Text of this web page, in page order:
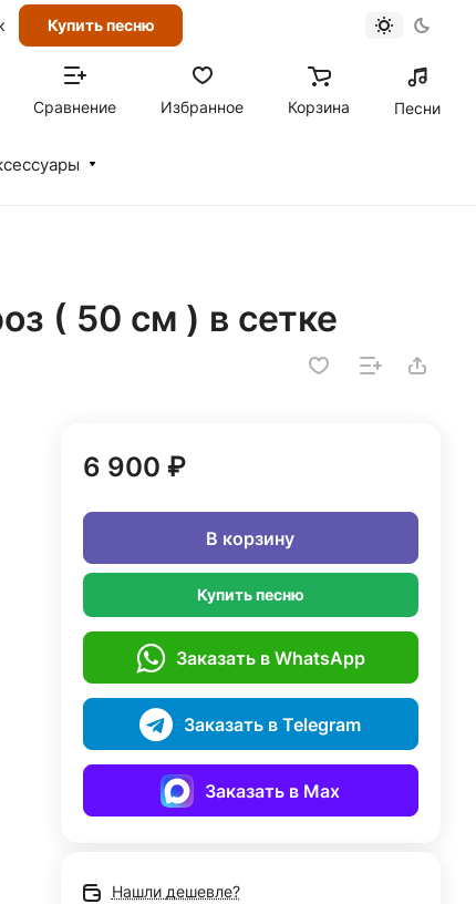
Купить песню
Сравнение Избранное Корзина Песни
( 50 см ) в сетке
6 900 ₽
В корзину
Купить песню
Заказать в WhatsApp
Заказать в Telegram
Заказать в Max
Нашли дешевле?